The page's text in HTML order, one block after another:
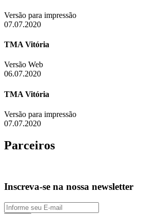
Versão para impressão
07.07.2020
TMA Vitória
Versão Web
06.07.2020
TMA Vitória
Versão para impressão
07.07.2020
Parceiros
Inscreva-se na nossa newsletter